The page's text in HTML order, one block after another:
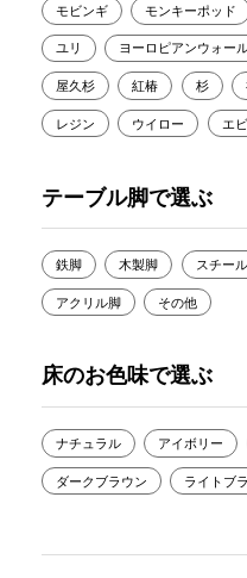
モビンギ モンキーポッド
ユリ ヨーロピアンウォー
屋久杉 紅椿 杉
レジン ウイロー エ
テーブル脚で選ぶ
鉄脚 木製脚 スチー
アクリル脚 その他
床のお色味で選ぶ
ナチュラル アイボリー
ダークブラウン ライトブ